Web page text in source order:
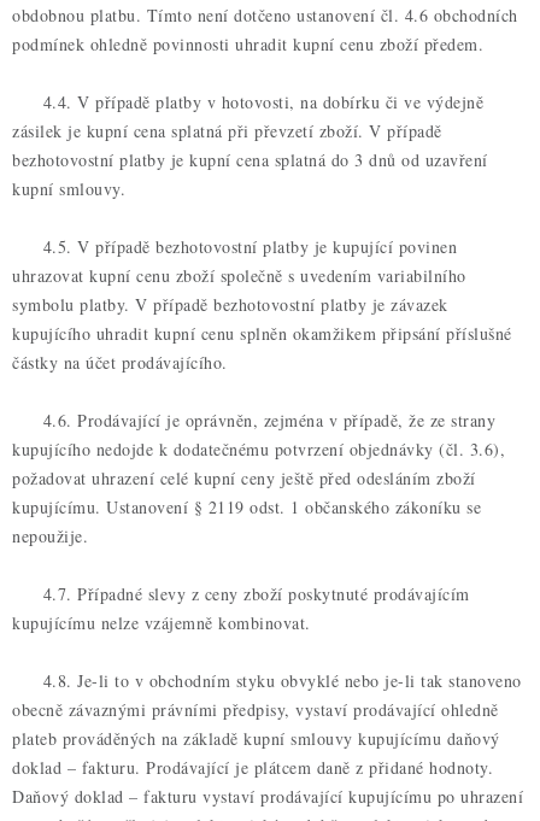
obdobnou platbu. Tímto není dotčeno ustanovení čl. 4.6 obchodních
podmínek ohledně povinnosti uhradit kupní cenu zboží předem.
4.4. V případě platby v hotovosti, na dobírku či ve výdejně
zásilek je kupní cena splatná při převzetí zboží. V případě
bezhotovostní platby je kupní cena splatná do 3 dnů od uzavření
kupní smlouvy.
4.5. V případě bezhotovostní platby je kupující povinen
uhrazovat kupní cenu zboží společně s uvedením variabilního
symbolu platby. V případě bezhotovostní platby je závazek
kupujícího uhradit kupní cenu splněn okamžikem připsání příslušné
částky na účet prodávajícího.
4.6. Prodávající je oprávněn, zejména v případě, že ze strany
kupujícího nedojde k dodatečnému potvrzení objednávky (čl. 3.6),
požadovat uhrazení celé kupní ceny ještě před odesláním zboží
kupujícímu. Ustanovení § 2119 odst. 1 občanského zákoníku se
nepoužije.
4.7. Případné slevy z ceny zboží poskytnuté prodávajícím
kupujícímu nelze vzájemně kombinovat.
4.8. Je-li to v obchodním styku obvyklé nebo je-li tak stanoveno
obecně závaznými právními předpisy, vystaví prodávající ohledně
plateb prováděných na základě kupní smlouvy kupujícímu daňový
doklad – fakturu. Prodávající je plátcem daně z přidané hodnoty.
Daňový doklad – fakturu vystaví prodávající kupujícímu po uhrazení